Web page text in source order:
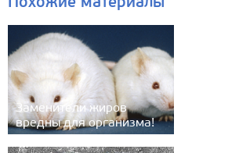
Заменители жиров
вредны для организма!